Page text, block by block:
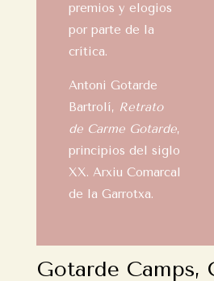
premios y elogios
por parte de la
crítica.
Antoni Gotarde
Bartrolí, Retrato
de Carme Gotarde,
principios del siglo
XX. Arxiu Comarcal
de la Garrotxa.
Gotarde Camps,